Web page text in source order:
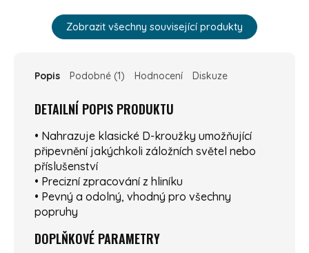
Zobrazit všechny související produkty
Popis Podobné (1) Hodnocení Diskuze
DETAILNÍ POPIS PRODUKTU
• Nahrazuje klasické D-kroužky umožňující
připevnění jakýchkoli záložních světel nebo
příslušenství
• Precizní zpracování z hliníku
• Pevný a odolný, vhodný pro všechny
popruhy
DOPLŇKOVÉ PARAMETRY